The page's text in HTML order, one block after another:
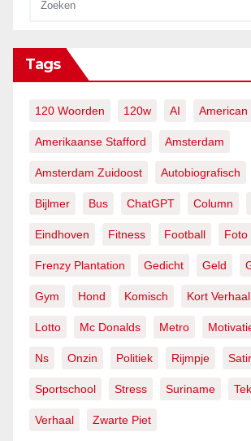
Tags
120 Woorden 120w AI American
Amerikaanse Stafford Amsterdam
Amsterdam Zuidoost Autobiografisch
Bijlmer Bus ChatGPT Column
Eindhoven Fitness Football Foto
Frenzy Plantation Gedicht Geld
Gym Hond Komisch Kort Verhaal
Lotto Mc Donalds Metro
Ns Onzin Politiek Rijmpje
Sportschool Stress Suriname
Verhaal Zwarte Piet